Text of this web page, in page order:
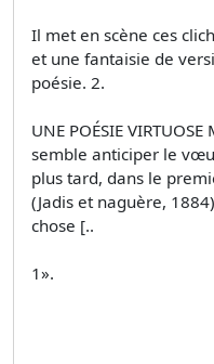
Il met en scène ces
et une fantaisie de
poésie. 2.
UNE POÉSIE
semble anticiper le
plus tard, dans le
(Jadis et naguère,
chose [..
1».